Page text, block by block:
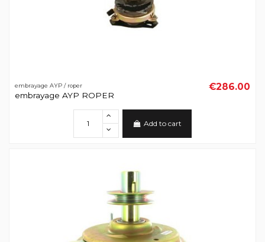
embrayage AYP / roper
embrayage AYP ROPER
€286.00
Add to cart